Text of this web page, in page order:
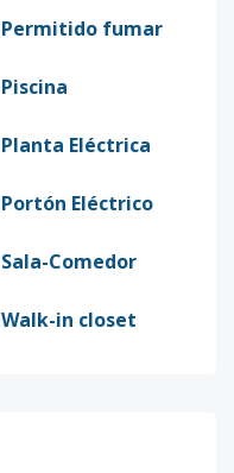
Permitido fumar
Piscina
Planta Eléctrica
Portón Eléctrico
Sala-Comedor
Walk-in closet